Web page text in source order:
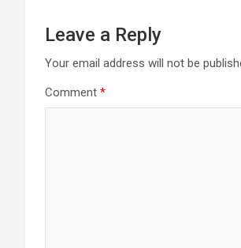
Leave a Reply
Your email address will not be
Comment *